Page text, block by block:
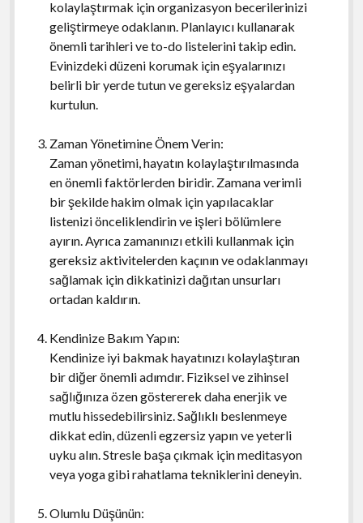
kolaylaştırmak için organizasyon becerilerinizi
geliştirmeye odaklanın. Planlayıcı kullanarak
önemli tarihleri ve to-do listelerini takip edin.
Evinizdeki düzeni korumak için eşyalarınızı
belirli bir yerde tutun ve gereksiz eşyalardan
kurtulun.
Zaman Yönetimine Önem Verin:
Zaman yönetimi, hayatın kolaylaştırılmasında
en önemli faktörlerden biridir. Zamana verimli
bir şekilde hakim olmak için yapılacaklar
listenizi önceliklendirin ve işleri bölümlere
ayırın. Ayrıca zamanınızı etkili kullanmak için
gereksiz aktivitelerden kaçının ve odaklanmayı
sağlamak için dikkatinizi dağıtan unsurları
ortadan kaldırın.
Kendinize Bakım Yapın:
Kendinize iyi bakmak hayatınızı kolaylaştıran
bir diğer önemli adımdır. Fiziksel ve zihinsel
sağlığınıza özen göstererek daha enerjik ve
mutlu hissedebilirsiniz. Sağlıklı beslenmeye
dikkat edin, düzenli egzersiz yapın ve yeterli
uyku alın. Stresle başa çıkmak için meditasyon
veya yoga gibi rahatlama tekniklerini deneyin.
Olumlu Düşünün: